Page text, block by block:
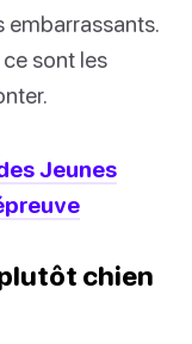
embarrassants.
sont les
Jeunes
chien